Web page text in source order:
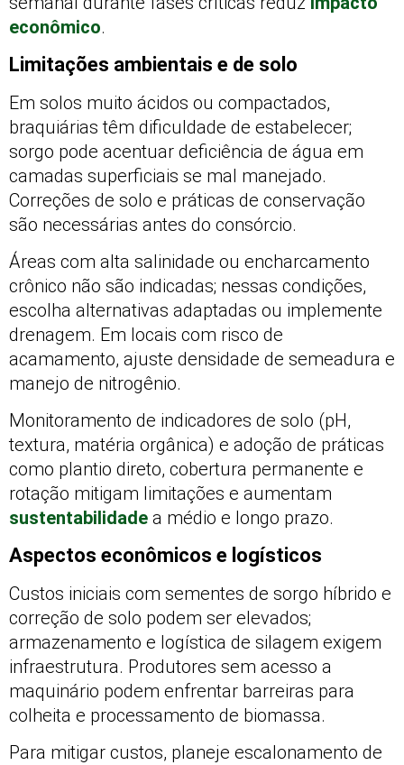
econômico.
Limitações ambientais e de solo
Em solos muito ácidos ou compactados,
braquiárias têm dificuldade de estabelecer;
sorgo pode acentuar deficiência de água em
camadas superficiais se mal manejado.
Correções de solo e práticas de conservação
são necessárias antes do consórcio.
Áreas com alta salinidade ou encharcamento
crônico não são indicadas; nessas condições,
escolha alternativas adaptadas ou implemente
drenagem. Em locais com risco de
acamamento, ajuste densidade de semeadura e
manejo de nitrogênio.
Monitoramento de indicadores de solo (pH,
textura, matéria orgânica) e adoção de práticas
como plantio direto, cobertura permanente e
rotação mitigam limitações e aumentam
sustentabilidade a médio e longo prazo.
Aspectos econômicos e logísticos
Custos iniciais com sementes de sorgo híbrido e
correção de solo podem ser elevados;
armazenamento e logística de silagem exigem
infraestrutura. Produtores sem acesso a
maquinário podem enfrentar barreiras para
colheita e processamento de biomassa.
Para mitigar custos, planeje escalonamento de